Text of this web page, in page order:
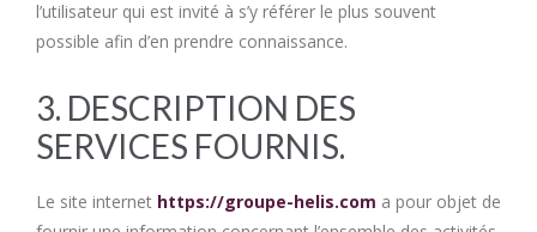
l’utilisateur qui est invité à s’y référer le plus souvent
possible afin d’en prendre connaissance.
3. DESCRIPTION DES
SERVICES FOURNIS.
Le site internet https://groupe-helis.com a pour objet de